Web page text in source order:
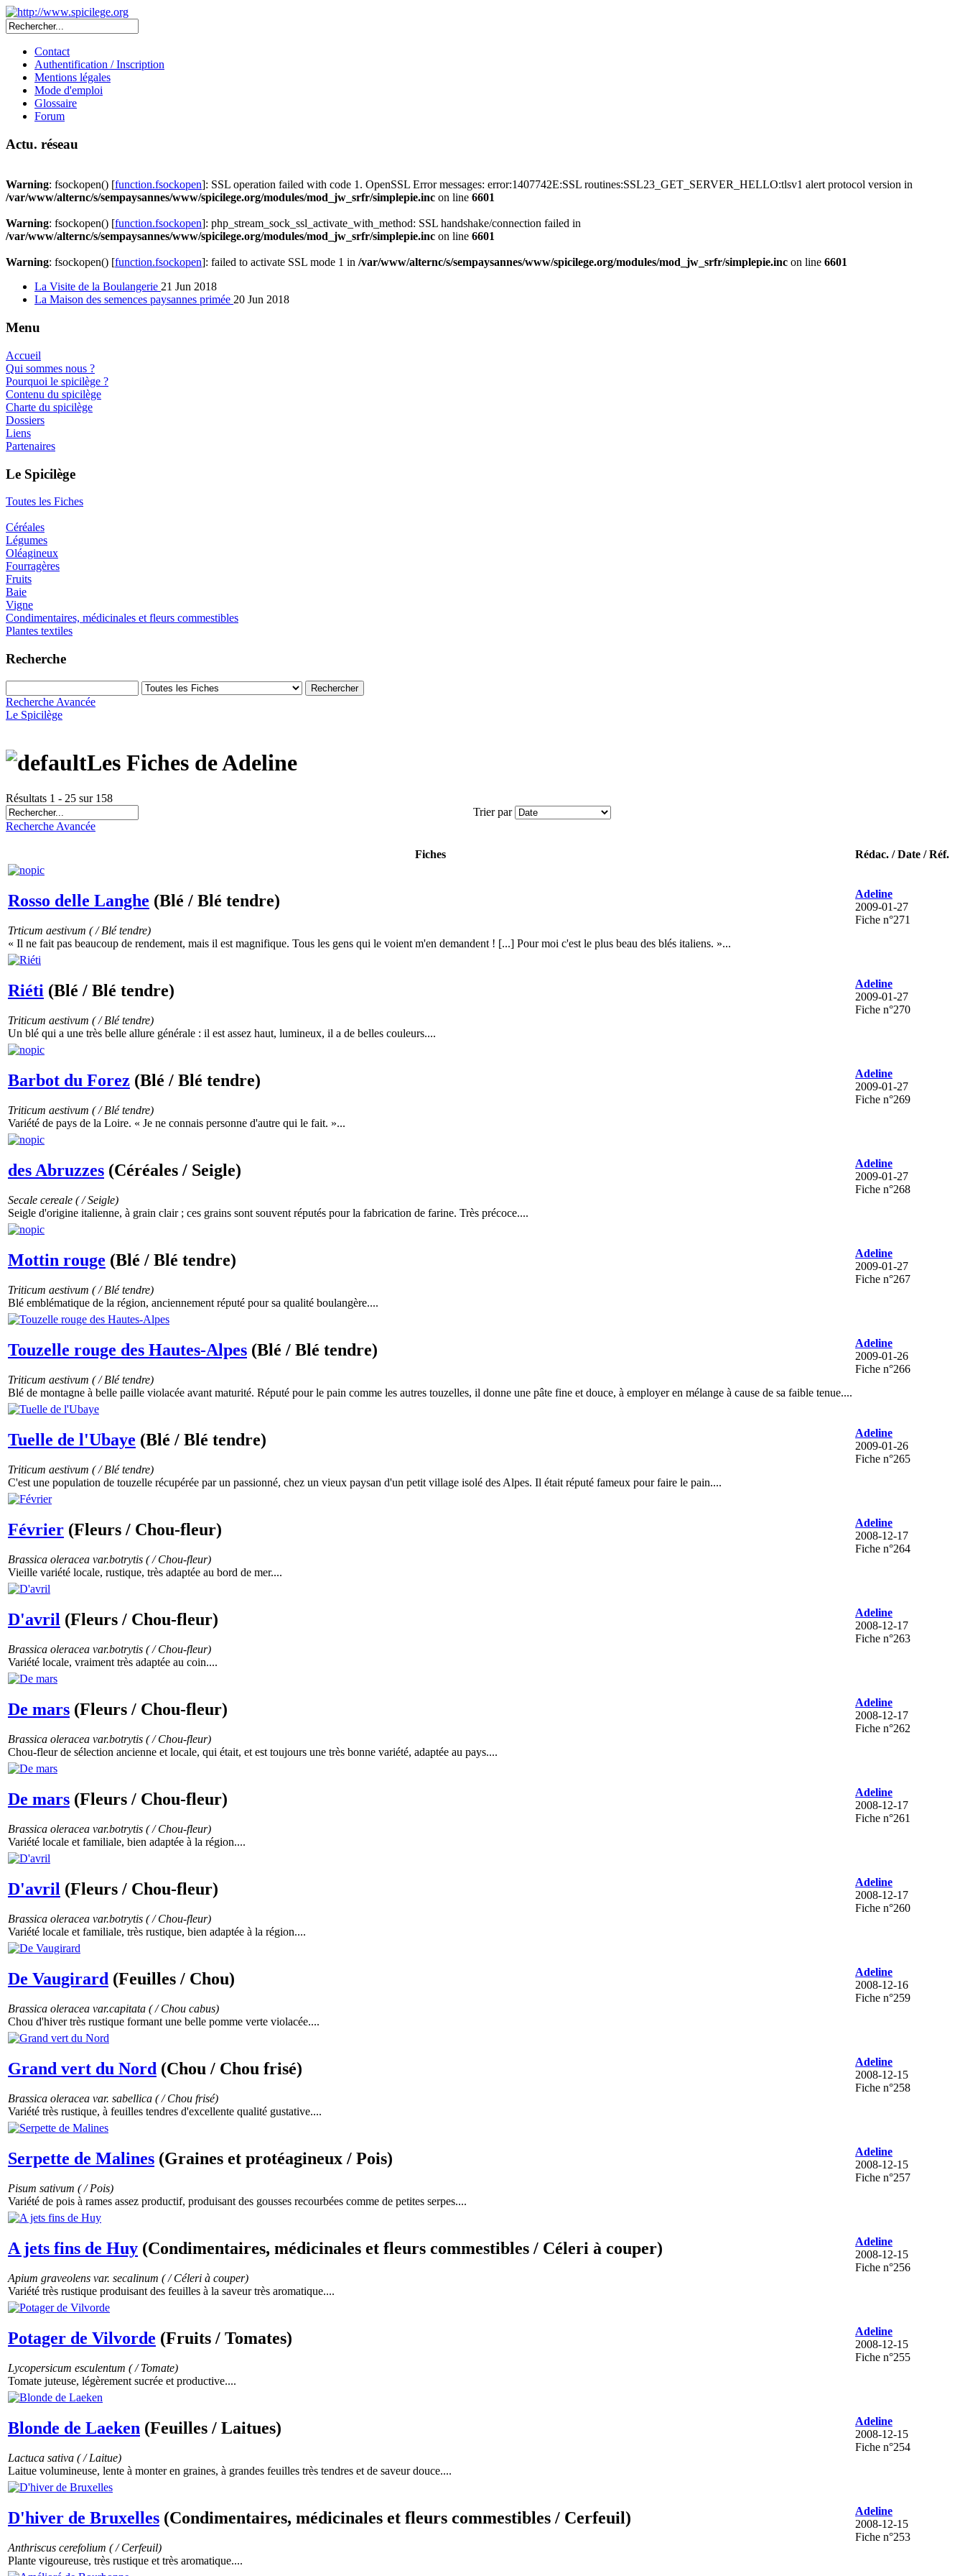
Contact
Authentification / Inscription
Mentions légales
Mode d'emploi
Glossaire
Forum
Actu. réseau
Warning: fsockopen() [function.fsockopen]: SSL operation failed with code 1. OpenSSL Error messages: error:1407742E:SSL routines:SSL23_GET_SERVER_HELLO:tlsv1 alert protocol version in
/var/www/alternc/s/sempaysannes/www/spicilege.org/modules/mod_jw_srfr/simplepie.inc on line 6601
Warning: fsockopen() [function.fsockopen]: php_stream_sock_ssl_activate_with_method: SSL handshake/connection failed in
/var/www/alternc/s/sempaysannes/www/spicilege.org/modules/mod_jw_srfr/simplepie.inc on line 6601
Warning: fsockopen() [function.fsockopen]: failed to activate SSL mode 1 in /var/www/alternc/s/sempaysannes/www/spicilege.org/modules/mod_jw_srfr/simplepie.inc on line 6601
La Visite de la Boulangerie 21 Jun 2018
La Maison des semences paysannes primée 20 Jun 2018
Menu
Accueil
Qui sommes nous ?
Pourquoi le spicilège ?
Contenu du spicilège
Charte du spicilège
Dossiers
Liens
Partenaires
Le Spicilège
Toutes les Fiches
Céréales
Légumes
Oléagineux
Fourragères
Fruits
Baie
Vigne
Condimentaires, médicinales et fleurs commestibles
Plantes textiles
Recherche
Recherche Avancée
Le Spicilège
Les Fiches de Adeline
Résultats 1 - 25 sur 158
Recherche Avancée
Trier par
Fiches Rédac. / Date / Réf.
Rosso delle Langhe (Blé / Blé tendre)
Trticum aestivum ( / Blé tendre)
« Il ne fait pas beaucoup de rendement, mais il est magnifique. Tous les gens qui le voient m'en demandent ! [...] Pour moi c'est le plus beau des blés italiens. »...
Adeline
2009-01-27
Fiche n°271
Riéti (Blé / Blé tendre)
Triticum aestivum ( / Blé tendre)
Un blé qui a une très belle allure générale : il est assez haut, lumineux, il a de belles couleurs....
Adeline
2009-01-27
Fiche n°270
Barbot du Forez (Blé / Blé tendre)
Triticum aestivum ( / Blé tendre)
Variété de pays de la Loire. « Je ne connais personne d'autre qui le fait. »...
Adeline
2009-01-27
Fiche n°269
des Abruzzes (Céréales / Seigle)
Secale cereale ( / Seigle)
Seigle d'origine italienne, à grain clair ; ces grains sont souvent réputés pour la fabrication de farine. Très précoce....
Adeline
2009-01-27
Fiche n°268
Mottin rouge (Blé / Blé tendre)
Triticum aestivum ( / Blé tendre)
Blé emblématique de la région, anciennement réputé pour sa qualité boulangère....
Adeline
2009-01-27
Fiche n°267
Touzelle rouge des Hautes-Alpes (Blé / Blé tendre)
Triticum aestivum ( / Blé tendre)
Blé de montagne à belle paille violacée avant maturité. Réputé pour le pain comme les autres touzelles, il donne une pâte fine et douce, à employer en mélange à cause de sa faible tenue....
Adeline
2009-01-26
Fiche n°266
Tuelle de l'Ubaye (Blé / Blé tendre)
Triticum aestivum ( / Blé tendre)
C'est une population de touzelle récupérée par un passionné, chez un vieux paysan d'un petit village isolé des Alpes. Il était réputé fameux pour faire le pain....
Adeline
2009-01-26
Fiche n°265
Février (Fleurs / Chou-fleur)
Brassica oleracea var.botrytis ( / Chou-fleur)
Vieille variété locale, rustique, très adaptée au bord de mer....
Adeline
2008-12-17
Fiche n°264
D'avril (Fleurs / Chou-fleur)
Brassica oleracea var.botrytis ( / Chou-fleur)
Variété locale, vraiment très adaptée au coin....
Adeline
2008-12-17
Fiche n°263
De mars (Fleurs / Chou-fleur)
Brassica oleracea var.botrytis ( / Chou-fleur)
Chou-fleur de sélection ancienne et locale, qui était, et est toujours une très bonne variété, adaptée au pays....
Adeline
2008-12-17
Fiche n°262
De mars (Fleurs / Chou-fleur)
Brassica oleracea var.botrytis ( / Chou-fleur)
Variété locale et familiale, bien adaptée à la région....
Adeline
2008-12-17
Fiche n°261
D'avril (Fleurs / Chou-fleur)
Brassica oleracea var.botrytis ( / Chou-fleur)
Variété locale et familiale, très rustique, bien adaptée à la région....
Adeline
2008-12-17
Fiche n°260
De Vaugirard (Feuilles / Chou)
Brassica oleracea var.capitata ( / Chou cabus)
Chou d'hiver très rustique formant une belle pomme verte violacée....
Adeline
2008-12-16
Fiche n°259
Grand vert du Nord (Chou / Chou frisé)
Brassica oleracea var. sabellica ( / Chou frisé)
Variété très rustique, à feuilles tendres d'excellente qualité gustative....
Adeline
2008-12-15
Fiche n°258
Serpette de Malines (Graines et protéagineux / Pois)
Pisum sativum ( / Pois)
Variété de pois à rames assez productif, produisant des gousses recourbées comme de petites serpes....
Adeline
2008-12-15
Fiche n°257
A jets fins de Huy (Condimentaires, médicinales et fleurs commestibles / Céleri à couper)
Apium graveolens var. secalinum ( / Céleri à couper)
Variété très rustique produisant des feuilles à la saveur très aromatique....
Adeline
2008-12-15
Fiche n°256
Potager de Vilvorde (Fruits / Tomates)
Lycopersicum esculentum ( / Tomate)
Tomate juteuse, légèrement sucrée et productive....
Adeline
2008-12-15
Fiche n°255
Blonde de Laeken (Feuilles / Laitues)
Lactuca sativa ( / Laitue)
Laitue volumineuse, lente à monter en graines, à grandes feuilles très tendres et de saveur douce....
Adeline
2008-12-15
Fiche n°254
D'hiver de Bruxelles (Condimentaires, médicinales et fleurs commestibles / Cerfeuil)
Anthriscus cerefolium ( / Cerfeuil)
Plante vigoureuse, très rustique et très aromatique....
Adeline
2008-12-15
Fiche n°253